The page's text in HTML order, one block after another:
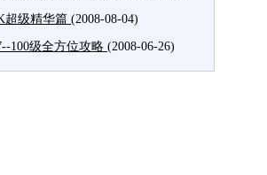
超级精华篇 (2008-08-04)
100级全方位攻略 (2008-06-26)